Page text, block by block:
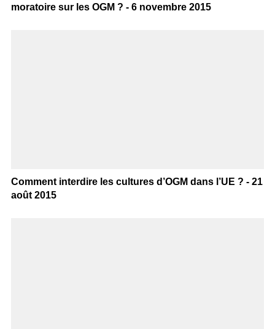
moratoire sur les OGM ? - 6 novembre 2015
Comment interdire les cultures d’OGM dans l’UE ? - 21
août 2015